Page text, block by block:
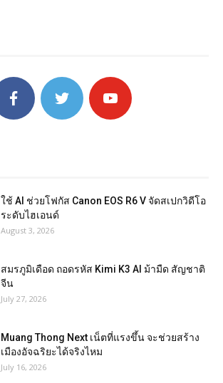
ใช้ AI ช่วยโฟกัส Canon EOS R6 V จัดสเปกวิดีโอ
ระดับไฮเอนด์
August 3, 2026
สมรภูมิเดือด ถอดรหัส Kimi K3 AI ม้ามืด สัญชาติ
จีน
July 27, 2026
Muang Thong Next เน็ตที่แรงขึ้น จะช่วยสร้าง
เมืองอัจฉริยะได้จริงไหม
July 16, 2026